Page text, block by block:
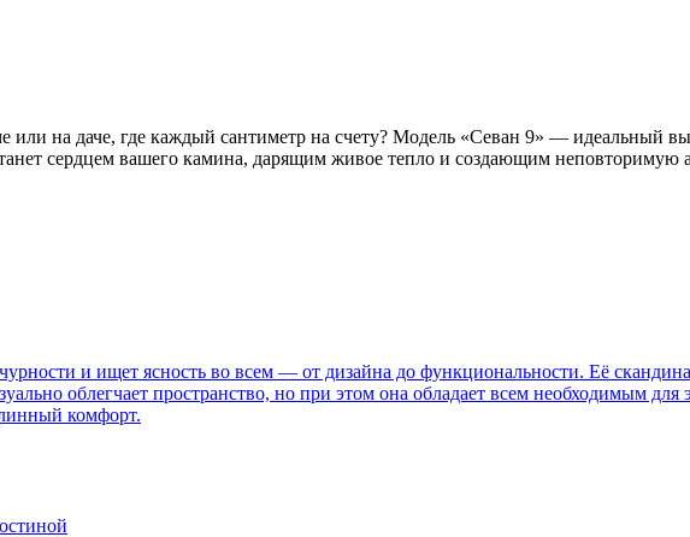
на даче, где каждый сантиметр на счету? Модель «Севан 9» — идеальный
сердцем вашего камина, дарящим живое тепло и создающим неповторимую
и ищет ясность во всем — от дизайна до функциональности. Её
облегчает пространство, но при этом она обладает всем необходимым
комфорт.